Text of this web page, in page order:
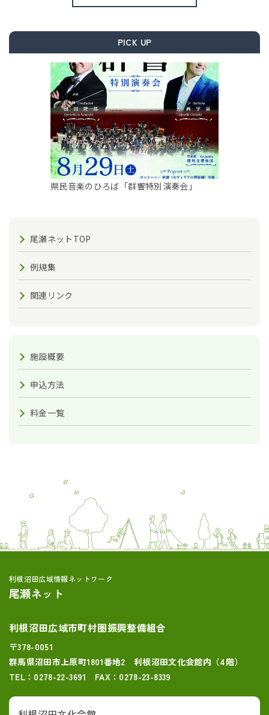
PICK UP
県民音楽のひろば「群響特別演奏会」
尾瀬ネットTOP
例規集
関連リンク
施設概要
申込方法
料金一覧
利根沼田広域情報ネットワーク
尾瀬ネット
利根沼田広域市町村圏振興整備組合
〒378-0051
群馬県沼田市上原町1801番地2 利根沼田文化会館内（4階）
TEL：0278-22-3691 FAX：0278-23-8339